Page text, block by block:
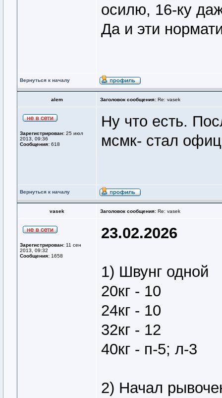
осилю, 16-ку
Да и эти
Вернуться к началу
alem Заголовок сообщения: Re: vasek
Зарегистрирован: 25 июл
2013, 09:36
Сообщения: 618
Ну что есть.
мсмк- стал
Вернуться к началу
vasek Заголовок сообщения: Re: vasek
Зарегистрирован: 11 сен
2013, 09:32
Сообщения: 1658
23.02.2026
1) Швунг одной
20кг - 10
24кг - 10
32кг - 12
40кг - п-5; л-3
2) Начал